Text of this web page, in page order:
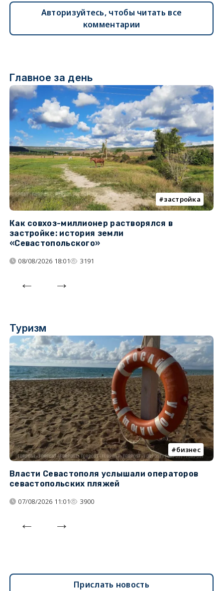
Авторизуйтесь, чтобы читать все
комментарии
Главное за день
застройка
Как совхоз-миллионер растворялся в
застройке: история земли
«Севастопольского»
08/08/2026 18:01 3191
Туризм
бизнес
Власти Севастополя услышали операторов
севастопольских пляжей
07/08/2026 11:01 3900
Прислать новость